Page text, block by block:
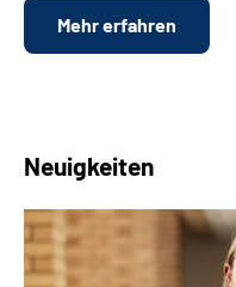
Mehr erfahren
Neuigkeiten